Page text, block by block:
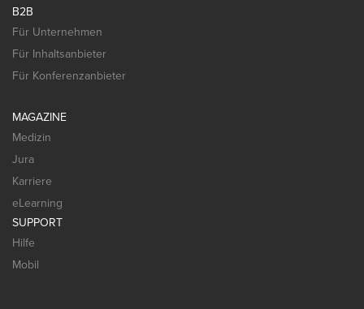
B2B
Für Unternehmen
Für Inhaltsanbieter
Für Konferenzanbieter
MAGAZINE
Medizin
Jura
Karriere
eLearning
SUPPORT
Hilfe
Mobil